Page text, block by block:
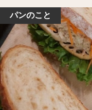
パンのこと